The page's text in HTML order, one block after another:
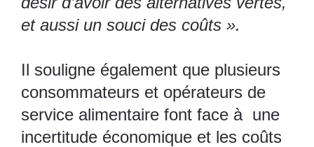
et aussi un souci des coûts ».
Il souligne également que plusieurs
consommateurs et opérateurs de
service alimentaire font face à une
incertitude économique et les coûts